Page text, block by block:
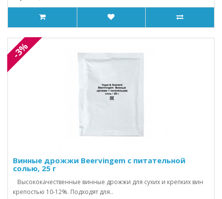
-3%
Винные дрожжи Beervingem с питательной
солью, 25 г
Высококачественные винные дрожжи для сухих и крепких вин
крепостью 10-12%. Подходят для..